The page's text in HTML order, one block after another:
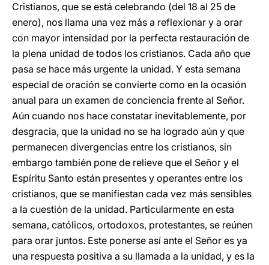
Cristianos, que se está celebrando (del 18 al 25 de
enero), nos llama una vez más a reflexionar y a orar
con mayor intensidad por la perfecta restauración de
la plena unidad de todos los cristianos. Cada año que
pasa se hace más urgente la unidad. Y esta semana
especial de oración se convierte como en la ocasión
anual para un examen de conciencia frente al Señor.
Aún cuando nos hace constatar inevitablemente, por
desgracia, que la unidad no se ha logrado aún y que
permanecen divergencias entre los cristianos, sin
embargo también pone de relieve que el Señor y el
Espíritu Santo están presentes y operantes entre los
cristianos, que se manifiestan cada vez más sensibles
a la cuestión de la unidad. Particularmente en esta
semana, católicos, ortodoxos, protestantes, se reúnen
para orar juntos. Este ponerse así ante el Señor es ya
una respuesta positiva a su llamada a la unidad, y es la